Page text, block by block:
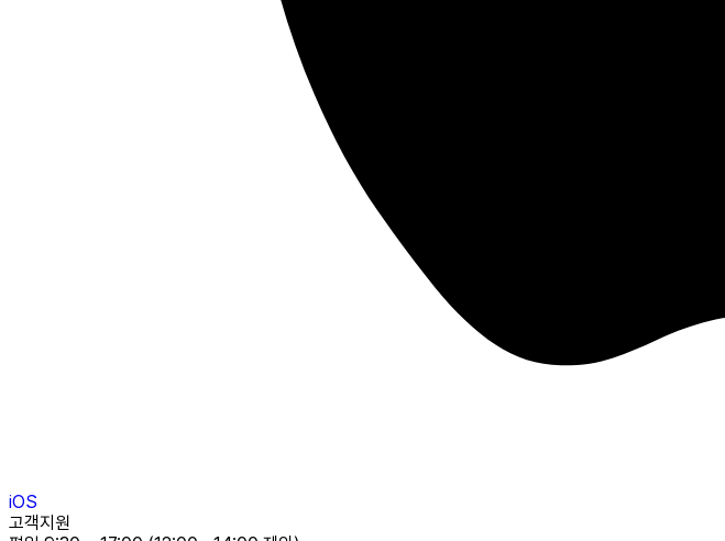
iOS
고객지원